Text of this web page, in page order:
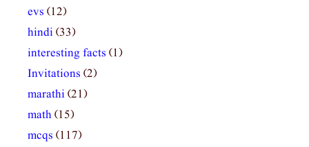
evs (12)
hindi(33)
interesting facts (1)
Invitations (2)
marathi(21)
math(15)
mcqs (117)